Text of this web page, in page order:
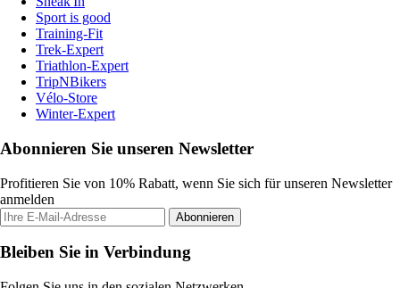
Sport is good
Training-Fit
Trek-Expert
Triathlon-Expert
TripNBikers
Vélo-Store
Winter-Expert
Abonnieren Sie unseren Newsletter
Profitieren Sie von 10% Rabatt, wenn Sie sich für unseren Newsletter
anmelden
Abonnieren
Bleiben Sie in Verbindung